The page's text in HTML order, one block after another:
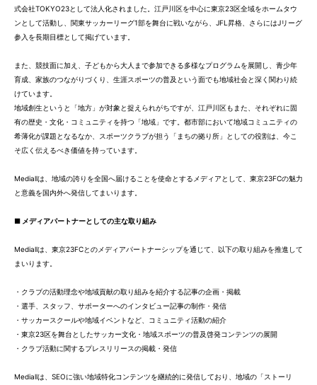
式会社TOKYO23として法人化されました。江戸川区を中心に東京23区全域をホームタウ
ンとして活動し、関東サッカーリーグ1部を舞台に戦いながら、JFL昇格、さらにはJリーグ
参入を長期目標として掲げています。
また、競技面に加え、子どもから大人まで参加できる多様なプログラムを展開し、青少年
育成、家族のつながりづくり、生涯スポーツの普及という面でも地域社会と深く関わり続
けています。
地域創生というと「地方」が対象と捉えられがちですが、江戸川区もまた、それぞれに固
有の歴史・文化・コミュニティを持つ「地域」です。都市部において地域コミュニティの
希薄化が課題となるなか、スポーツクラブが担う「まちの拠り所」としての役割は、今こ
そ広く伝えるべき価値を持っています。
Mediallは、地域の誇りを全国へ届けることを使命とするメディアとして、東京23FCの魅力
と意義を国内外へ発信してまいります。
■ メディアパートナーとしての主な取り組み
Mediallは、東京23FCとのメディアパートナーシップを通じて、以下の取り組みを推進して
まいります。
・クラブの活動理念や地域貢献の取り組みを紹介する記事の企画・掲載
・選手、スタッフ、サポーターへのインタビュー記事の制作・発信
・サッカースクールや地域イベントなど、コミュニティ活動の紹介
・東京23区を舞台としたサッカー文化・地域スポーツの普及啓発コンテンツの展開
・クラブ活動に関するプレスリリースの掲載・発信
Mediallは、SEOに強い地域特化コンテンツを継続的に発信しており、地域の「ストーリ